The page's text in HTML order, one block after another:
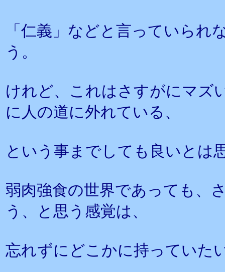
「仁義」などと言っていられ
う。
けれど、これはさすがにマズ
に人の道に外れている、
という事までしても良いとは
弱肉強食の世界であっても、
う、と思う感覚は、
忘れずにどこかに持っていた